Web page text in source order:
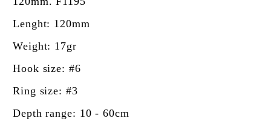
Lenght: 120mm
Weight: 17gr
Hook size: #6
Ring size: #3
Depth range: 10 - 60cm